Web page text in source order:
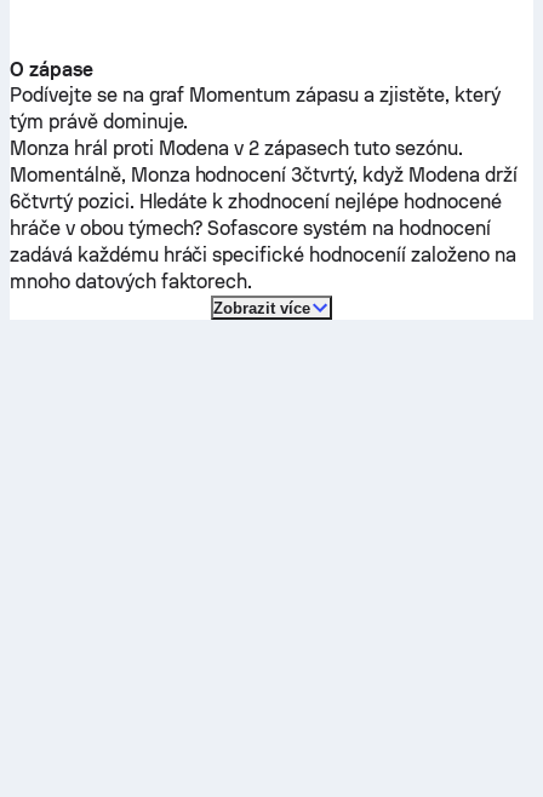
O zápase
Podívejte se na graf Momentum zápasu a zjistěte, který
tým právě dominuje.
Monza hrál proti Modena v 2 zápasech tuto sezónu.
Momentálně, Monza hodnocení 3čtvrtý, když Modena drží
6čtvrtý pozici. Hledáte k zhodnocení nejlépe hodnocené
hráče v obou týmech? Sofascore systém na hodnocení
zadává každému hráči specifické hodnoceníí založeno na
mnoho datových faktorech.
Zobrazit více